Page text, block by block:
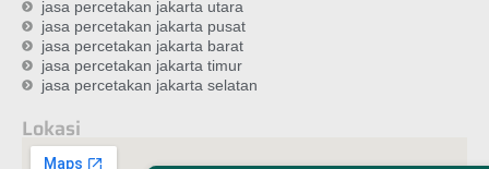
jasa percetakan jakarta utara
jasa percetakan jakarta pusat
jasa percetakan jakarta barat
jasa percetakan jakarta timur
jasa percetakan jakarta selatan
Lokasi